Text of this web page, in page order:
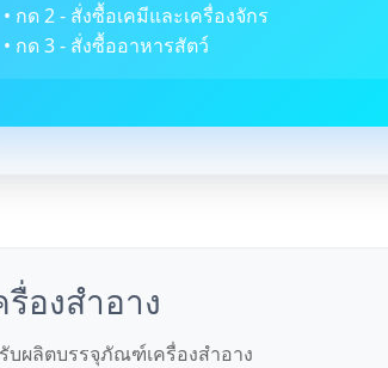
• กด 2 - สั่งซื้อเคมีและเครื่องจักร
• กด 3 - สั่งซื้ออาหารสัตว์
องสำอาง
บผลิตบรรจุภัณฑ์เครื่องสำอาง